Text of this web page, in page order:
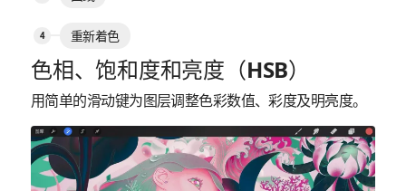
重新着色
色相、饱和度和亮度（HSB）
用简单的滑动键为图层调整色彩数值、彩度及明亮度。